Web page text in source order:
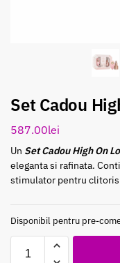
Set Cadou
587.00lei
Un Set Cadou High On
eleganta si rafinata.
stimulator pentru
Disponibil pentru pre-